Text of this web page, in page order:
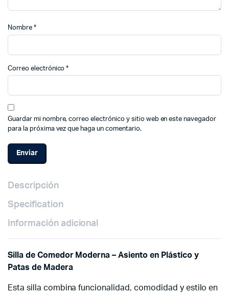
Nombre *
Correo electrónico*
Guardar mi nombre, correo electrónico y sitio web en este navegador
para la próxima vez que haga un comentario.
Descripción
Specification
Información adicional
Silla de Comedor Moderna – Asiento en Plástico y
Patas de Madera
Esta silla combina funcionalidad, comodidad y estilo en